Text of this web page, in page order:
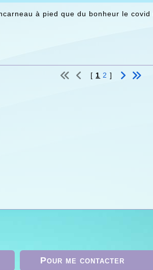
à pied que du bonheur le
[1 2 ]
Pour me contacter